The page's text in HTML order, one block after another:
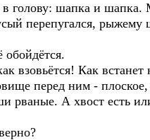
шапка и шапка.
перепугался, рыжему
Как встанет
перед ним - плоское,
рваные. А хвост есть